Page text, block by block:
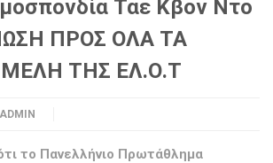
Ταε Κβον Ντο
ΠΡΟΣ ΟΛΑ ΤΑ
ΤΗΣ ΕΛ.Ο.Τ
ADMIN
το Πανελλήνιο Πρωτάθλημα